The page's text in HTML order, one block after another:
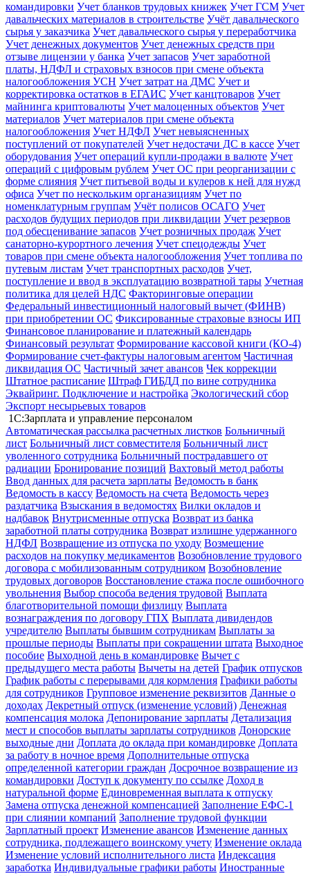
командировки Учет бланков трудовых книжек Учет ГСМ Учет
давальческих материалов в строительстве Учёт давальческого
сырья у заказчика Учет давальческого сырья у переработчика
Учет денежных документов Учет денежных средств при
отзыве лицензии у банка Учет запасов Учет заработной
платы, НДФЛ и страховых взносов при смене объекта
налогообложения УСН Учет затрат на ДМС Учет и
корректировка остатков в ЕГАИС Учет канцтоваров Учет
майнинга криптовалюты Учет малоценных объектов Учет
материалов Учет материалов при смене объекта
налогообложения Учет НДФЛ Учет невыясненных
поступлений от покупателей Учет недостачи ДС в кассе Учет
оборудования Учет операций купли-продажи в валюте Учет
операций с цифровым рублем Учет ОС при реорганизации с
форме слияния Учет питьевой воды и кулеров к ней для нужд
офиса Учет по нескольким органазициям Учет по
номенклатурным группам Учёт полисов ОСАГО Учет
расходов будущих периодов при ликвидации Учет резервов
под обесценивание запасов Учет розничных продаж Учет
санаторно-курортного лечения Учет спецодежды Учет
товаров при смене объекта налогообложения Учет топлива по
путевым листам Учет транспортных расходов Учет,
поступление и ввод в эксплуатацию возвратной тары Учетная
политика для целей НДС Факторинговые операции
Федеральный инвестиционный налоговый вычет (ФИНВ)
при приобретении ОС Фиксированные страховые взносы ИП
Финансовое планирование и платежный календарь
Финансовый результат Формирование кассовой книги (КО-4)
Формирование счет-фактуры налоговым агентом Частичная
ликвидация ОС Частичный зачет авансов Чек коррекции
Штатное расписание Штраф ГИБДД по вине сотрудника
Эквайринг. Подключение и настройка Экологический сбор
Экспорт несырьевых товаров
1С:Зарплата и управление персоналом
Автоматическая рассылка расчетных листков Больничный
лист Больничный лист совместителя Больничный лист
уволенного сотрудника Больничный пострадавшего от
радиации Бронирование позиций Вахтовый метод работы
Ввод данных для расчета зарплаты Ведомость в банк
Ведомость в кассу Ведомость на счета Ведомость через
раздатчика Взыскания в ведомостях Вилки окладов и
надбавок Внутрисменные отпуска Возврат из банка
заработной платы сотрудника Возврат излишне удержанного
НДФЛ Возвращение из отпуска по уходу Возмещение
расходов на покупку медикаментов Возобновление трудового
договора с мобилизованным сотрудником Возобновление
трудовых договоров Восстановление стажа после ошибочного
увольнения Выбор способа ведения трудовой Выплата
благотворительной помощи физлицу Выплата
вознаграждения по договору ГПХ Выплата дивидендов
учредителю Выплаты бывшим сотрудникам Выплаты за
прошлые периоды Выплаты при сокращении штата Выходное
пособие Выходной день в командировке Вычет с
предыдущего места работы Вычеты на детей График отпусков
График работы с перерывами для кормления Графики работы
для сотрудников Групповое изменение реквизитов Данные о
доходах Декретный отпуск (изменение условий) Денежная
компенсация молока Депонирование зарплаты Детализация
мест и способов выплаты зарплаты сотрудников Донорские
выходные дни Доплата до оклада при командировке Доплата
за работу в ночное время Дополнительные отпуска
определенной категории граждан Досрочное возвращение из
командировки Доступ к документу по ссылке Доход в
натуральной форме Единовременная выплата к отпуску
Замена отпуска денежной компенсацией Заполнение ЕФС-1
при слиянии компаний Заполнение трудовой функции
Зарплатный проект Изменение авансов Изменение данных
сотрудника, подлежащего воинскому учету Изменение оклада
Изменение условий исполнительного листа Индексация
заработка Индивидуальные графики работы Иностранные